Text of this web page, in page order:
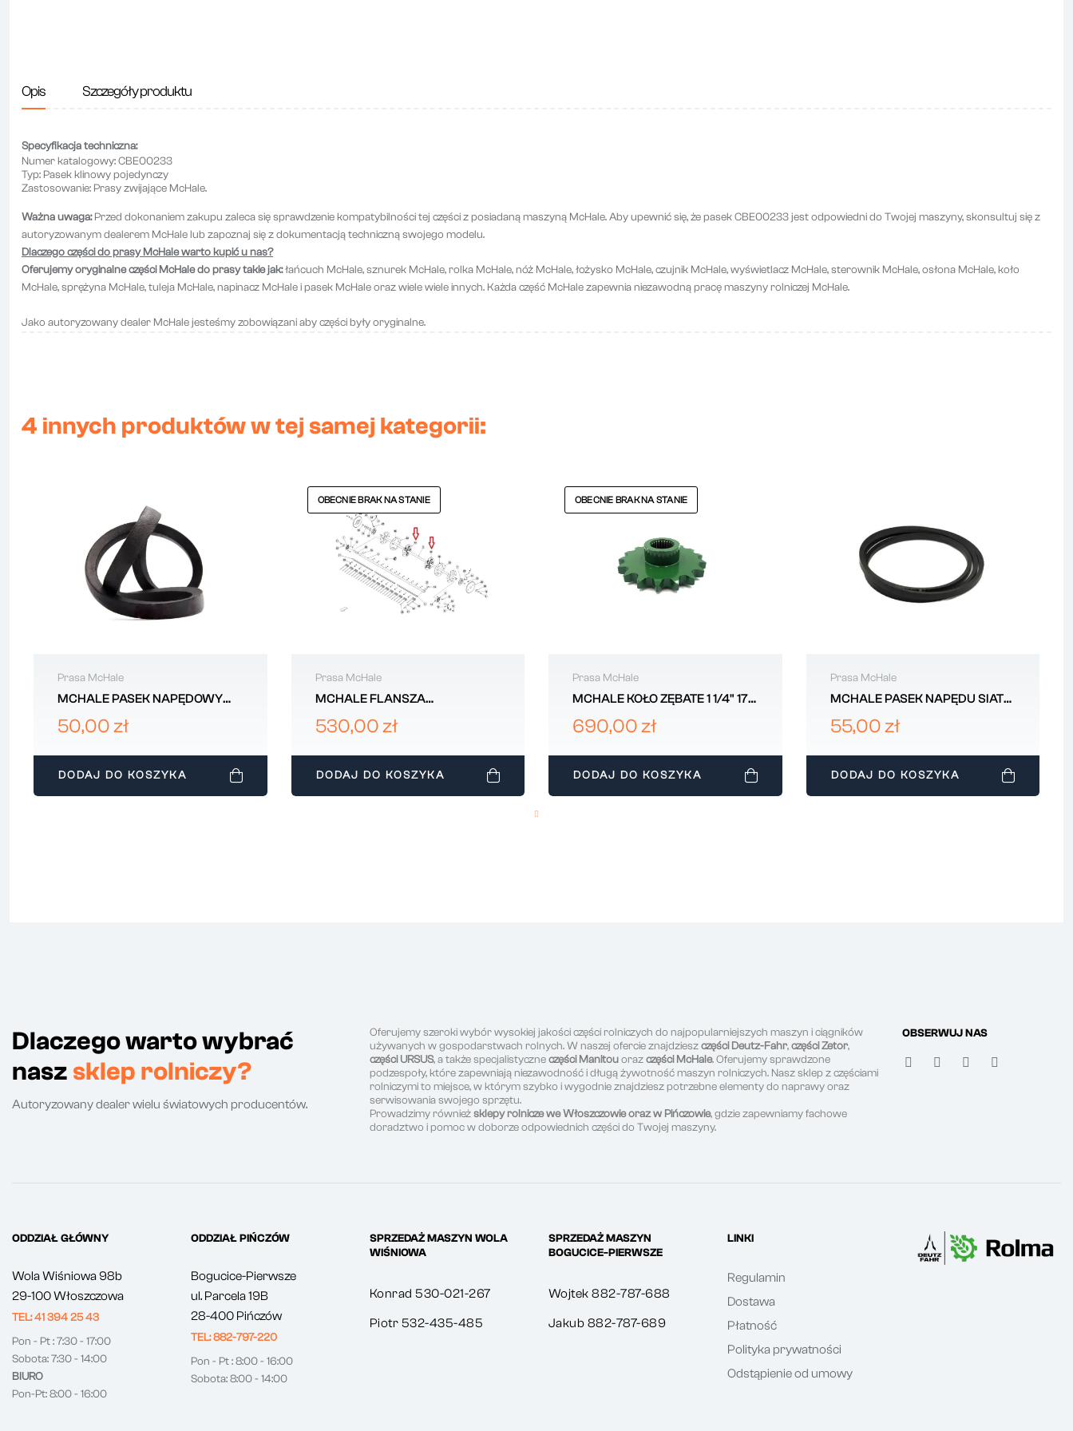
Opis Szczegóły produktu
Specyfikacja techniczna:
Numer katalogowy:CBE00233
Typ: Pasek klinowy pojedynczy
Zastosowanie: Prasy zwijające McHale.
Ważna uwaga:Przed dokonaniem zakupu zaleca się sprawdzenie kompatybilności tej części z posiadaną maszyną McHale. Aby upewnić się, że pasek CBE00233 jest odpowiedni do Twojej maszyny, skonsultuj się z
autoryzowanym dealerem McHale lub zapoznaj się z dokumentacją techniczną swojego modelu.
Dlaczego części do prasy McHale warto kupić u nas?
Oferujemy oryginalne części McHale do prasy takie jak:łańcuch McHale, sznurek McHale, rolka McHale, nóż McHale, łożysko McHale, czujnik McHale, wyświetlacz McHale, sterownik McHale, osłona McHale, koło
McHale, sprężyna McHale, tuleja McHale, napinacz McHale i pasek McHale oraz wiele wiele innych. Każda część McHale zapewnia niezawodną pracę maszyny rolniczej McHale.
Jako autoryzowany dealer McHale jesteśmy zobowiązani aby części były oryginalne.
4 innych produktów w tej samej kategorii:
Prasa McHale
MCHALE PASEK NAPĘDOWY
CBE00214
50,00 zł
DODAJ DO KOSZYKA
OBECNIE BRAK NA STANIE
Prasa McHale
MCHALE FLANSZA
PODBIERAKA APU00005
530,00 zł
DODAJ DO KOSZYKA
OBECNIE BRAK NA STANIE
Prasa McHale
MCHALE KOŁO ZĘBATE 1 1/4" 17Z
50MM CMH02317
690,00 zł
DODAJ DO KOSZYKA
Prasa McHale
MCHALE PASEK NAPĘDU SIATKI
CBE00164
55,00 zł
DODAJ DO KOSZYKA
Dlaczego warto wybrać
nasz sklep rolniczy?
Autoryzowany dealer wielu światowych producentów.
Oferujemy szeroki wybór wysokiej jakości części rolniczych do najpopularniejszych maszyn i ciągników
używanych w gospodarstwach rolnych. W naszej ofercie znajdzieszczęści Deutz-Fahr,części Zetor,
części URSUS, a także specjalistyczneczęści Manitouorazczęści McHale. Oferujemy sprawdzone
podzespoły, które zapewniają niezawodność i długą żywotność maszyn rolniczych. Nasz sklep z częściami
rolniczymi to miejsce, w którym szybko i wygodnie znajdziesz potrzebne elementy do naprawy oraz
serwisowania swojego sprzętu.
Prowadzimy równieżsklepy rolnicze we Włoszczowie oraz w Pińczowie, gdzie zapewniamy fachowe
doradztwo i pomoc w doborze odpowiednich części do Twojej maszyny.
OBSERWUJ NAS
ODDZIAŁ GŁÓWNY
Wola Wiśniowa 98b
29-100 Włoszczowa
TEL: 41 394 25 43
Pon - Pt : 7:30 - 17:00
Sobota: 7:30 - 14:00
BIURO
Pon-Pt: 8:00 - 16:00
ODDZIAŁ PIŃCZÓW
Bogucice-Pierwsze
ul. Parcela 19B
28-400 Pińczów
TEL: 882-797-220
Pon - Pt : 8:00 - 16:00
Sobota: 8:00 - 14:00
SPRZEDAŻ MASZYN WOLA
WIŚNIOWA
Konrad 530-021-267
Piotr 532-435-485
SPRZEDAŻ MASZYN
BOGUCICE-PIERWSZE
Wojtek 882-787-688
Jakub 882-787-689
LINKI
Regulamin
Dostawa
Płatność
Polityka prywatności
Odstąpienie od umowy